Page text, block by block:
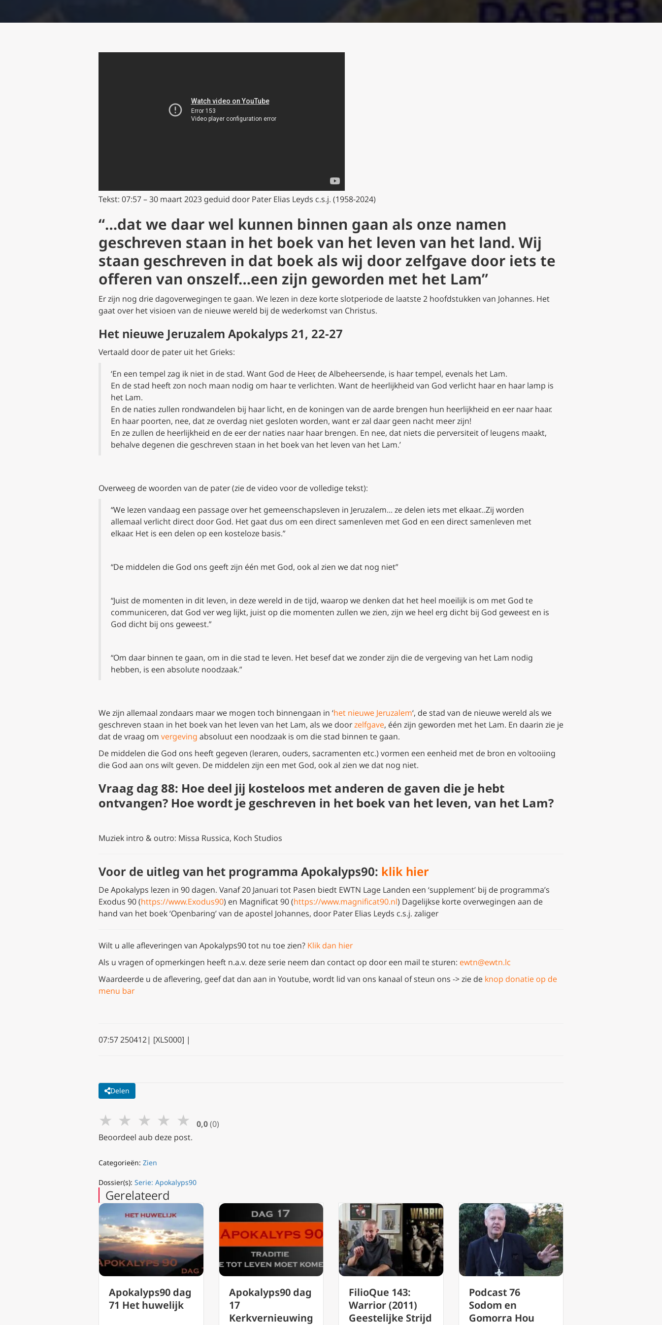
Tekst: 07:57 – 30 maart 2023 geduid door Pater Elias Leyds c.s.j. (1958-2024)
“…dat we daar wel kunnen binnen gaan als onze namen
geschreven staan in het boek van het leven van het land. Wij
staan geschreven in dat boek als wij door zelfgave door iets te
offeren van onszelf…een zijn geworden met het Lam”
Er zijn nog drie dagoverwegingen te gaan. We lezen in deze korte slotperiode de laatste 2 hoofdstukken van Johannes. Het
gaat over het visioen van de nieuwe wereld bij de wederkomst van Christus.
Het nieuwe Jeruzalem Apokalyps 21, 22-27
Vertaald door de pater uit het Grieks:
‘En een tempel zag ik niet in de stad. Want God de Heer, de Albeheersende, is haar tempel, evenals het Lam.
En de stad heeft zon noch maan nodig om haar te verlichten. Want de heerlijkheid van God verlicht haar en haar lamp is
het Lam.
En de naties zullen rondwandelen bij haar licht, en de koningen van de aarde brengen hun heerlijkheid en eer naar haar.
En haar poorten, nee, dat ze overdag niet gesloten worden, want er zal daar geen nacht meer zijn!
En ze zullen de heerlijkheid en de eer der naties naar haar brengen. En nee, dat niets die perversiteit of leugens maakt,
behalve degenen die geschreven staan in het boek van het leven van het Lam.’
Overweeg de woorden van de pater (zie de video voor de volledige tekst):
“We lezen vandaag een passage over het gemeenschapsleven in Jeruzalem… ze delen iets met elkaar…Zij worden
allemaal verlicht direct door God. Het gaat dus om een direct samenleven met God en een direct samenleven met
elkaar. Het is een delen op een kosteloze basis.”
“De middelen die God ons geeft zijn één met God, ook al zien we dat nog niet”
“Juist de momenten in dit leven, in deze wereld in de tijd, waarop we denken dat het heel moeilijk is om met God te
communiceren, dat God ver weg lijkt, juist op die momenten zullen we zien, zijn we heel erg dicht bij God geweest en is
God dicht bij ons geweest.”
“Om daar binnen te gaan, om in die stad te leven. Het besef dat we zonder zijn die de vergeving van het Lam nodig
hebben, is een absolute noodzaak.”
We zijn allemaal zondaars maar we mogen toch binnengaan in ‘het nieuwe Jeruzalem‘, de stad van de nieuwe wereld als we
geschreven staan in het boek van het leven van het Lam, als we doorzelfgave, één zijn geworden met het Lam. En daarin zie je
dat de vraag om vergeving absoluut een noodzaak is om die stad binnen te gaan.
De middelen die God ons heeft gegeven (leraren, ouders, sacramenten etc.) vormen een eenheid met de bron en voltooiing
die God aan ons wilt geven. De middelen zijn een met God, ook al zien we dat nog niet.
Vraag dag 88: Hoe deel jij kosteloos met anderen de gaven die je hebt
ontvangen? Hoe wordt je geschreven in het boek van het leven, van het Lam?
Muziek intro & outro: Missa Russica, Koch Studios
Voor de uitleg van het programma Apokalyps90: klik hier
De Apokalyps lezen in 90 dagen. Vanaf 20 Januari tot Pasen biedt EWTN Lage Landen een ‘supplement’ bij de programma’s
Exodus 90 (https://www.Exodus90) en Magnificat 90 (https://www.magnificat90.nl) Dagelijkse korte overwegingen aan de
hand van het boek ‘Openbaring’ van de apostel Johannes, door Pater Elias Leyds c.s.j. zaliger
Wilt u alle afleveringen van Apokalyps90 tot nu toe zien? Klik dan hier
Als u vragen of opmerkingen heeft n.a.v. deze serie neem dan contact op door een mail te sturen: ewtn@ewtn.lc
Waardeerde u de aflevering, geef dat dan aan in Youtube, wordt lid van ons kanaal of steun ons -> zie de knop donatie op de
menu bar
07:57 250412| [XLS000] |
Delen
★ ★ ★ ★ ★ 0,0 (0)
Beoordeel aub deze post.
Categorieën: Zien
Dossier(s): Serie: Apokalyps90
Gerelateerd
Apokalyps90 dag
71 Het huwelijk
Apokalyps90 dag
17
Kerkvernieuwing
FilioQue 143:
Warrior (2011)
Geestelijke Strijd
Podcast 76
Sodom en
Gomorra Hou